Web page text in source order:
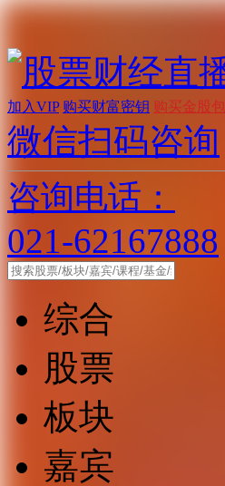
加入VIP 购买财富密钥 购买金股包
微信扫码咨询
咨询电话：
021-62167888
综合
股票
板块
嘉宾